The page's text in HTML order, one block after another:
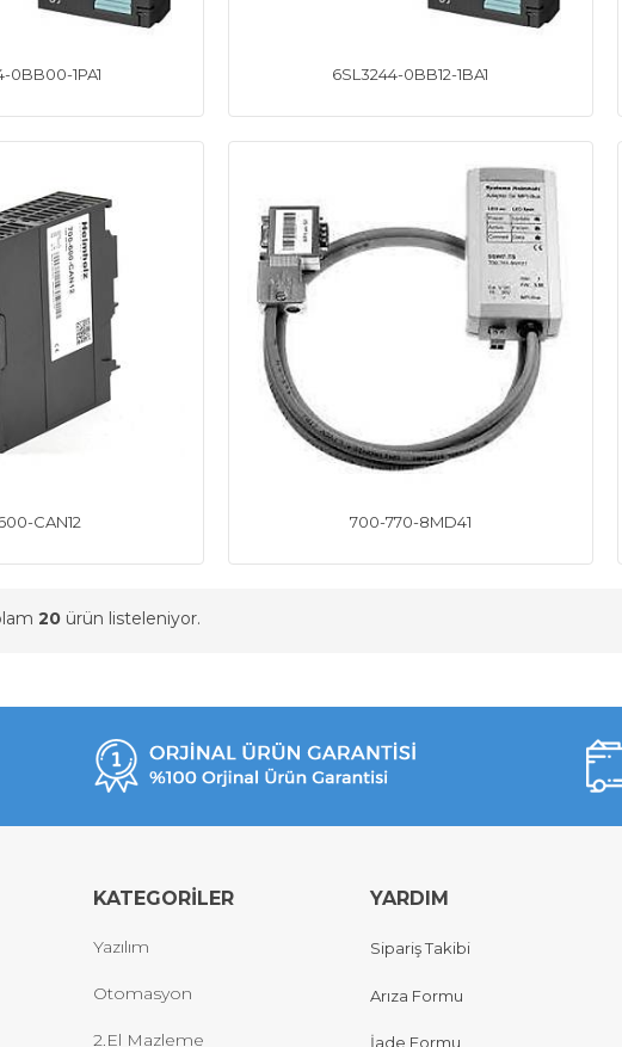
0BB00-1PA1 6SL3244-0BB12-1BA1
CAN12 700-770-8MD41
20 ürün listeleniyor.
KATEGORİLER
Yazılım
Otomasyon
2.El Mazleme
YARDIM
Sipariş Takibi
Arıza Formu
İade Formu